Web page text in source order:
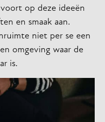
op deze ideeën
en smaak aan.
niet per se een
omgeving waar de
is.